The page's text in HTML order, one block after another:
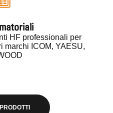
HF professionali per
marchi ICOM, YAESU,